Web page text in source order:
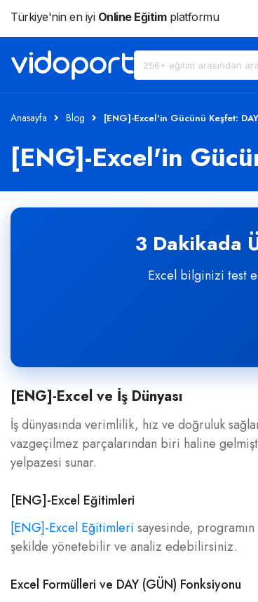
Türkiye'nin en iyi Online Eğitimplatformu
Anasayfa Blog [ENG]-Excel'in Gücünü Keşfet:
[ENG]-Excel'in
3 Dakikada
Excel bilginizi test
[ENG]-Excel ve İş Dünyası
İş dünyasında verimlilik, hız ve doğruluk
vazgeçilmez parçalarından biri haline
yelpazesi sunar.
[ENG]-Excel Eğitimleri
[ENG]-Excel Eğitimleri sayesinde,
şekilde yönetebilir ve analiz edebilirsiniz.
Excel Formülleri ve DAY (GÜN) Fonksiyonu